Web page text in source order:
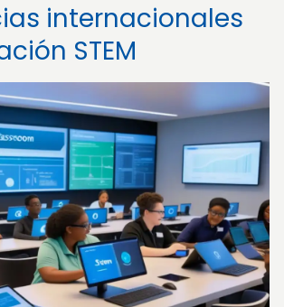
internacionales
STEM